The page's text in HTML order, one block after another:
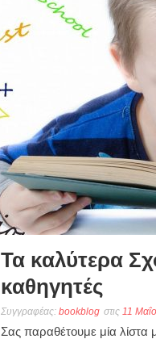
Τα καλύτερα
καθηγητές
Συγγραφέας: bookblog στις 11
Σας παραθέτουμε μία λίστα